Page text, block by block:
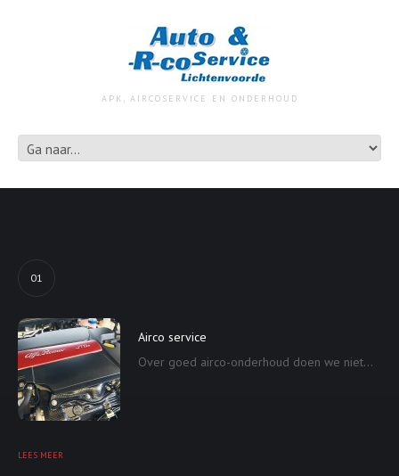
APK, AIRCOSERVICE EN ONDERHOUD
01
Airco service
Over goed airco-onderhoud doen we niet...
LEES MEER